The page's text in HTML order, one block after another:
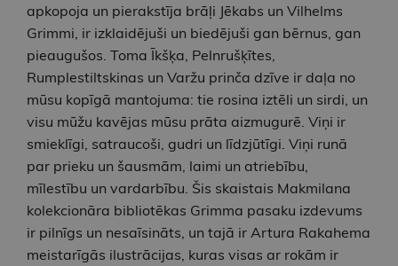
apkopoja un pierakstīja brāļi Jēkabs un Vilhelms
Grimmi, ir izklaidējuši un biedējuši gan bērnus, gan
pieaugušos. Toma Īkšķa, Pelnrušķītes,
Rumplestiltskinas un Varžu prinča dzīve ir daļa no
mūsu kopīgā mantojuma: tie rosina iztēli un sirdi, un
visu mūžu kavējas mūsu prāta aizmugurē. Viņi ir
smieklīgi, satraucoši, gudri un līdzjūtīgi. Viņi runā
par prieku un šausmām, laimi un atriebību,
mīlestību un vardarbību. Šis skaistais Makmilana
kolekcionāra bibliotēkas Grimma pasaku izdevums
ir pilnīgs un nesaīsināts, un tajā ir Artura Rakahema
meistarīgās ilustrācijas, kuras visas ar rokām ir